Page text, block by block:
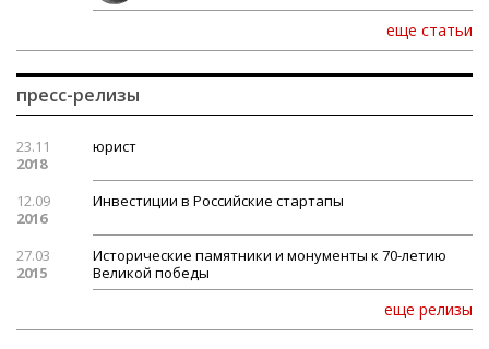
еще статьи
пресс-релизы
23.11
2018
юрист
12.09
2016
Инвестиции в Российские стартапы
27.03
2015
Исторические памятники и монументы к 70-летию
Великой победы
еще релизы